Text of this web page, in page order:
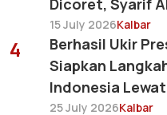
15 July 2026Kalbar
4
Berhasil Ukir
Siapkan
Indonesia
25 July 2026Kalbar